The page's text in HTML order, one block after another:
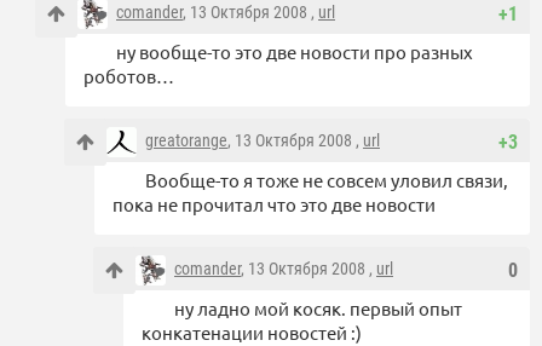
+1
comander, 13 Октября 2008 , url
ну вообще-то это две новости про разных
роботов…
+3
greatorange, 13 Октября 2008 , url
Вообще-то я тоже не совсем уловил связи,
пока не прочитал что это две новости
0
comander, 13 Октября 2008 , url
ну ладно мой косяк. первый опыт
конкатенации новостей :)